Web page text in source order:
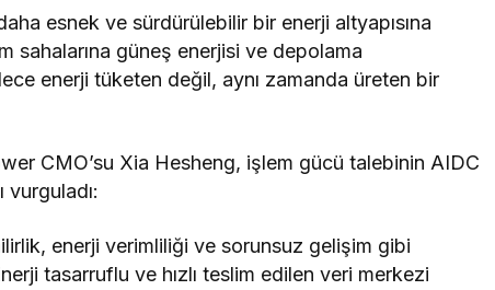
esnek ve sürdürülebilir bir enerji altyapısına
sahalarına güneş enerjisi ve depolama
enerji tüketen değil, aynı zamanda üreten bir
CMO’su Xia Hesheng, işlem gücü talebinin AIDC
vurguladı:
enerji verimliliği ve sorunsuz gelişim gibi
tasarruflu ve hızlı teslim edilen veri merkezi